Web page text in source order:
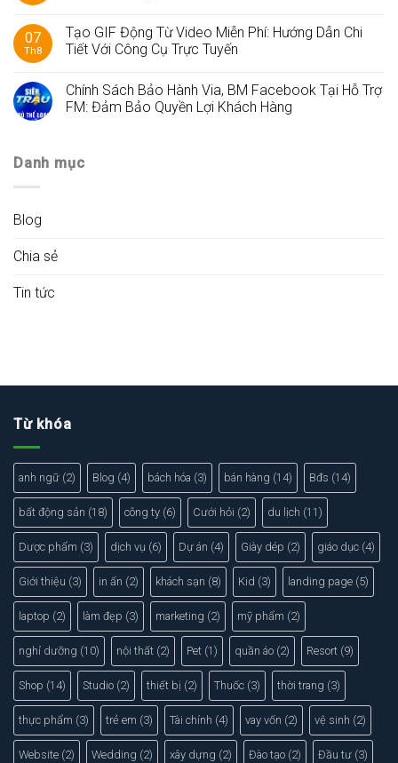
07
Th8
Tạo GIF Động Từ Video Miễn Phí: Hướng Dẫn Chi
Tiết Với Công Cụ Trực Tuyến
Chính Sách Bảo Hành Via, BM Facebook Tại Hỗ Trợ
FM: Đảm Bảo Quyền Lợi Khách Hàng
Danh mục
Blog
Chia sẻ
Tin tức
Từ khóa
anh ngữ (2) Blog (4) bách hóa (3) bán hàng (14) Bđs (14)
bất động sản (18) công ty (6) Cưới hỏi (2) du lịch (11)
Dược phẩm (3) dịch vụ (6) Dự án (4) Giày dép (2) giáo dục (4)
Giới thiệu (3) in ấn (2) khách sạn (8) Kid (3) landing page (5)
laptop (2) làm đẹp (3) marketing (2) mỹ phẩm (2)
nghỉ dưỡng (10) nội thất (2) Pet (1) quần áo (2) Resort (9)
Shop (14) Studio (2) thiết bị (2) Thuốc (3) thời trang (3)
thực phẩm (3) trẻ em (3) Tài chính (4) vay vốn (2) vệ sinh (2)
Website (2) Wedding (2) xây dựng (2) Đào tạo (2) Đầu tư (3)